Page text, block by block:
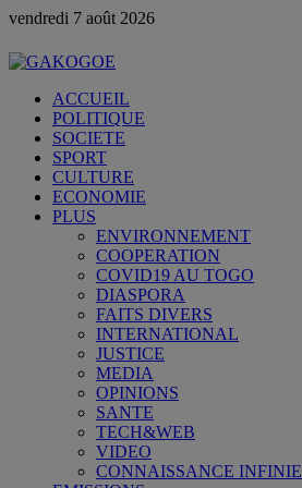
vendredi 7 août 2026
ACCUEIL
POLITIQUE
SOCIETE
SPORT
CULTURE
ECONOMIE
PLUS
ENVIRONNEMENT
COOPERATION
COVID19 AU TOGO
DIASPORA
FAITS DIVERS
INTERNATIONAL
JUSTICE
MEDIA
OPINIONS
SANTE
TECH&WEB
VIDEO
CONNAISSANCE INFINIE